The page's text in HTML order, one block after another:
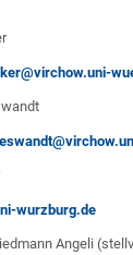
wurzburg.de
Angeli